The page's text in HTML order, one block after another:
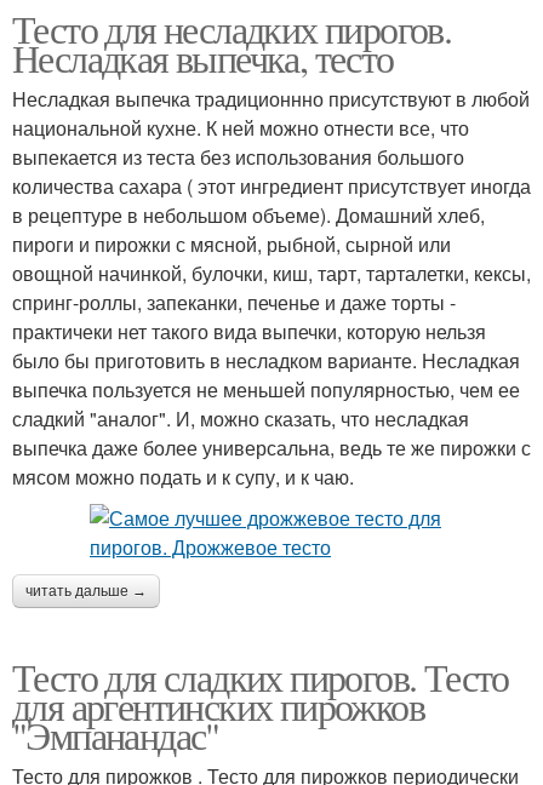
Тесто для несладких пирогов.
Несладкая выпечка, тесто
Несладкая выпечка традиционнно присутствуют в любой
национальной кухне. К ней можно отнести все, что
выпекается из теста без использования большого
количества сахара ( этот ингредиент присутствует иногда
в рецептуре в небольшом объеме). Домашний хлеб,
пироги и пирожки с мясной, рыбной, сырной или
овощной начинкой, булочки, киш, тарт, тарталетки, кексы,
спринг-роллы, запеканки, печенье и даже торты -
практичеки нет такого вида выпечки, которую нельзя
было бы приготовить в несладком варианте. Несладкая
выпечка пользуется не меньшей популярностью, чем ее
сладкий "аналог". И, можно сказать, что несладкая
выпечка даже более универсальна, ведь те же пирожки с
мясом можно подать и к супу, и к чаю.
читать дальше →
Тесто для сладких пирогов. Тесто
для аргентинских пирожков
"Эмпанандас"
Тесто для пирожков . Тесто для пирожков периодически